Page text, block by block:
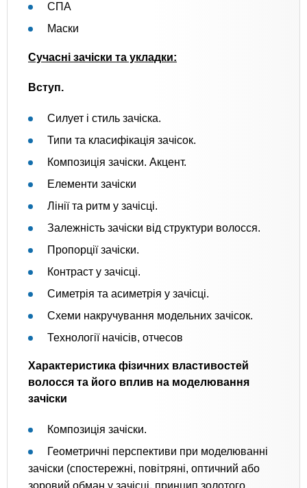
СПА
Маски
Сучасні зачіски та укладки:
Вступ.
Силует і стиль зачіска.
Типи та класифікація зачісок.
Композиція зачіски. Акцент.
Елементи зачіски
Лінії та ритм у зачісці.
Залежність зачіски від структури волосся.
Пропорції зачіски.
Контраст у зачісці.
Симетрія та асиметрія у зачісці.
Схеми накручування модельних зачісок.
Технології начісів, отчесов
Характеристика фізичних властивостей
волосся та його вплив на моделювання
зачіски
Композиція зачіски.
Геометричні перспективи при моделюванні
зачіски (спостережні, повітряні, оптичний або